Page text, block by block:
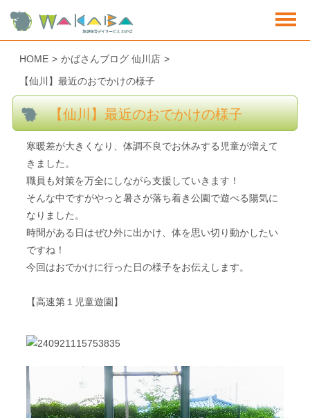
HOME > かばさんブログ 仙川店 >
【仙川】最近のおでかけの様子
【仙川】最近のおでかけの様子
寒暖差が大きくなり、体調不良でお休みする児童が増えて
きました。
職員も対策を万全にしながら支援していきます！
そんな中ですがやっと暑さが落ち着き公園で遊べる陽気に
なりました。
時間がある日はぜひ外に出かけ、体を思い切り動かしたい
ですね！
今回はおでかけに行った日の様子をお伝えします。
【高速第１児童遊園】